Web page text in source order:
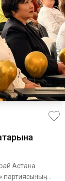
Астана
партиясының